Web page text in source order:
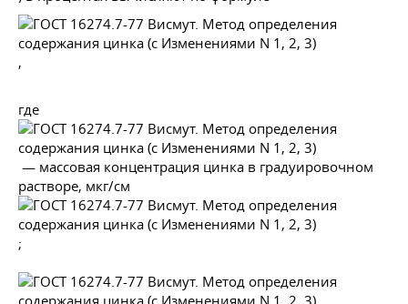
,
где
— массовая концентрация цинка в градуировочном
растворе, мкг/см
;